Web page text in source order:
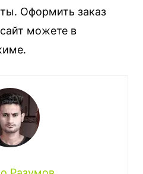
Оформить заказ
можете в